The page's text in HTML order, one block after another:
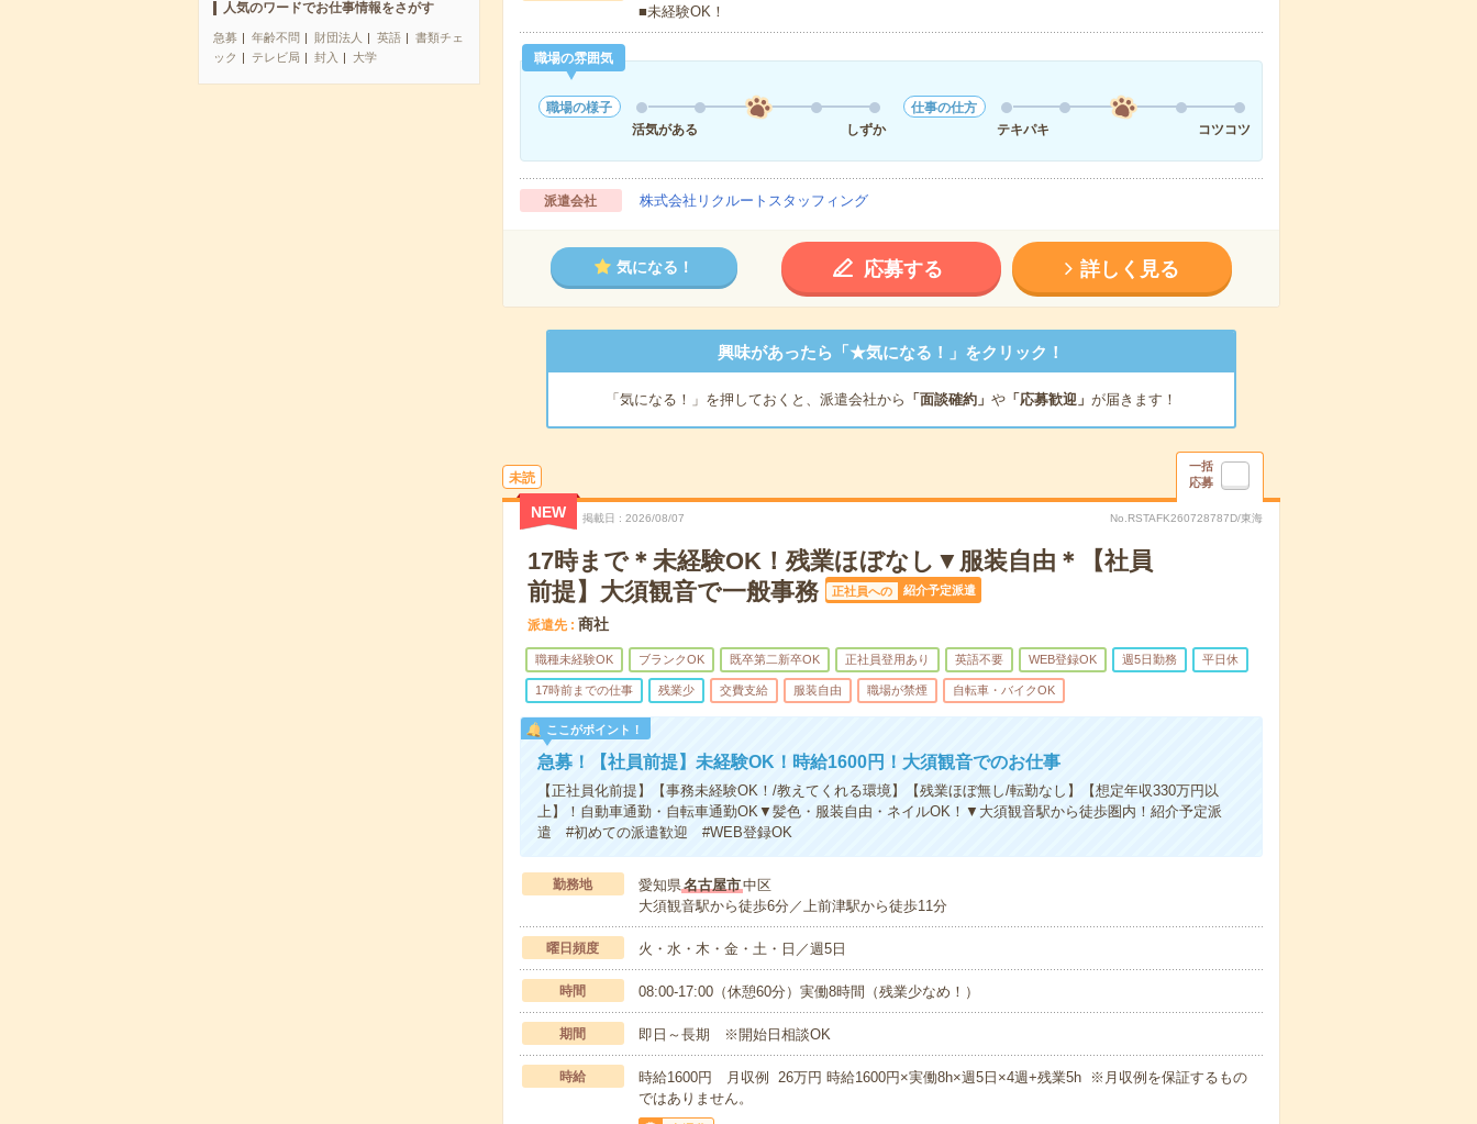
人気のワードでお仕事情報をさがす
急募 年齢不問 財団法人 英語
書類チェ
ック
テレビ局 封入 大学
■未経験OK！
職場の雰囲気
職場の様子
活気がある
しずか
仕事の仕方
テキパキ
コツコツ
派遣会社 株式会社リクルートスタッフィング
気になる！ 応募する 詳しく見る
興味があったら「★気になる！」をクリック！
「気になる！」を押しておくと、派遣会社から 「面談確約」 や「応募歓迎」 が届きます！
未読
一括
応募
NEW 掲載日 2026/08/07 No.RSTAFK260728787D/東海
17時まで＊未経験OK！残業ほぼなし▼服装自由＊【社員
前提】大須観音で一般事務
正社員への 紹介予定派遣
派遣先 商社
職種未経験OK ブランクOK 既卒第二新卒OK 正社員登用あり 英語不要 WEB登録OK 週5日勤務 平日休
17時前までの仕事 残業少 交費支給 服装自由 職場が禁煙 自転車・バイクOK
ここがポイント！
急募！【社員前提】未経験OK！時給1600円！大須観音でのお仕事
【正社員化前提】【事務未経験OK！/教えてくれる環境】【残業ほぼ無し/転勤なし】【想定年収330万円以
上】！自動車通勤・自転車通勤OK▼髪色・服装自由・ネイルOK！▼大須観音駅から徒歩圏内！紹介予定派
遣 #初めての派遣歓迎 #WEB登録OK
勤務地 愛知県 名古屋市中区
大須観音駅から徒歩6分／上前津駅から徒歩11分
曜日頻度 火・水・木・金・土・日／週5日
時間 08:00-17:00（休憩60分）実働8時間（残業少なめ！）
期間 即日～長期 ※開始日相談OK
時給
時給1600円 月収例 26万円 時給1600円×実働8h×週5日×4週+残業5h ※月収例を保証するもの
ではありません。